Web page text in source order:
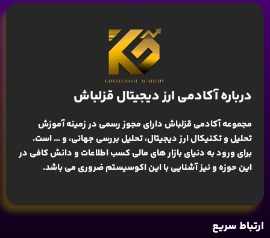
درباره آکادمی ارز دیجیتال قزلباش
مجموعه آکادمی قزلباش دارای مجوز رسمی در زمینهآموزش
تحلیل و تکنیکال ارز دیجیتال، تحلیل بررسی جهانی، و … است.
برای ورود به دنیای بازار های مالی کسب اطلاعات و دانش کافی در
این حوزه و نیز آشنایی با این اکوسیستم ضروری می باشد.
ارتباط سریع